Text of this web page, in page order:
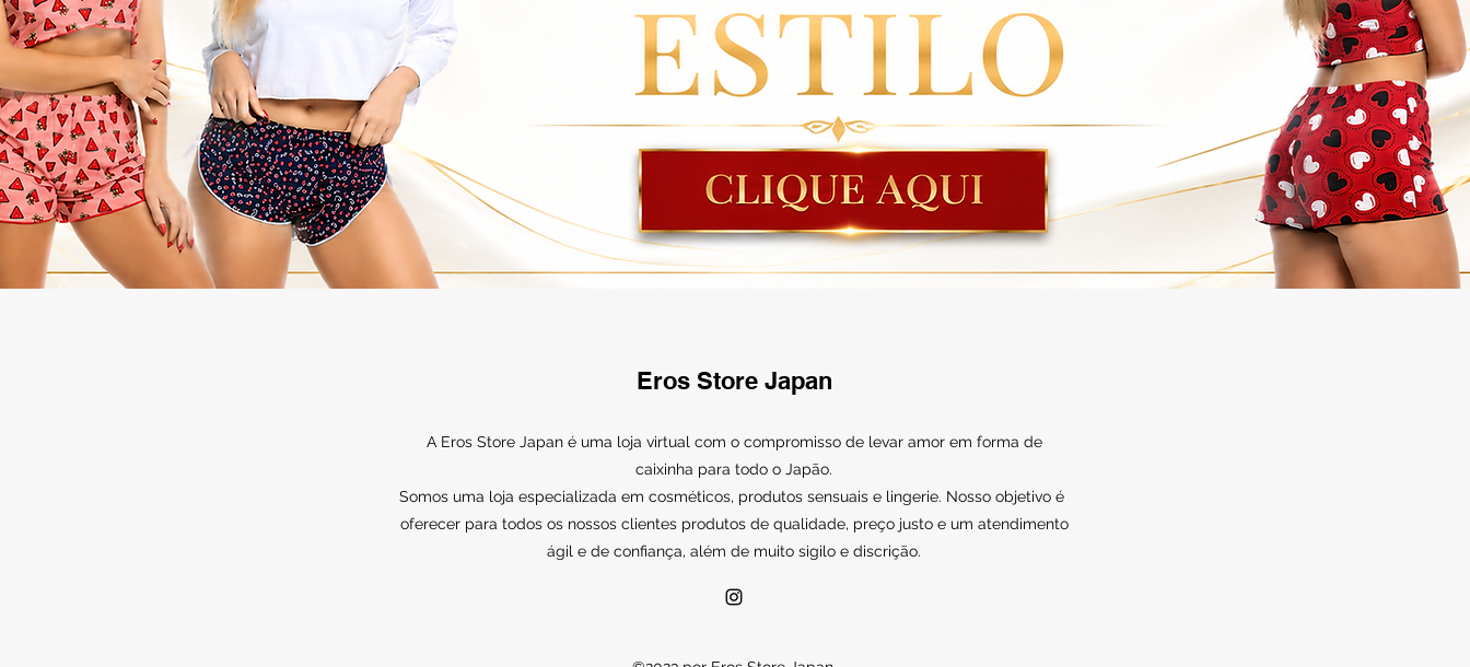
Eros Store Japan
A Eros Store Japan é uma loja virtual com o compromisso de levar amor em forma de
caixinha para todo o Japão.
Somos uma loja especializada em cosméticos, produtos sensuais e lingerie. Nosso objetivo é
oferecer para todos os nossos clientes produtos de qualidade, preço justo e um atendimento
ágil e de confiança, além de muito sigilo e discrição.